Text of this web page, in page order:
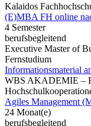
Kalaidos
(E)MBA FH online
4 Semester
berufsbegleitend
Executive Master of
Fernstudium
Informationsmaterial
WBS AKADEMIE –
Agiles Management
24 Monat(e)
berufsbegleitend